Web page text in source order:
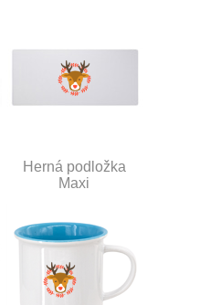
Herná podložka
Maxi